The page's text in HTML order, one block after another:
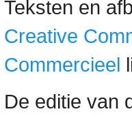
Teksten en
Creative
Commercieel
De editie van